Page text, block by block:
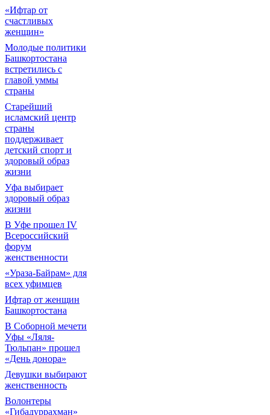
«Ифтар от
счастливых
женщин»
Молодые политики
Башкортостана
встретились с
главой уммы
страны
Старейший
исламский центр
страны
поддерживает
детский спорт и
здоровый образ
жизни
Уфа выбирает
здоровый образ
жизни
В Уфе прошел IV
Всероссийский
форум
женственности
«Ураза-Байрам» для
всех уфимцев
Ифтар от женщин
Башкортостана
В Соборной мечети
Уфы «Ляля-
Тюльпан» прошел
«День донора»
Девушки выбирают
женственность
Волонтеры
«Гибадуррахман»